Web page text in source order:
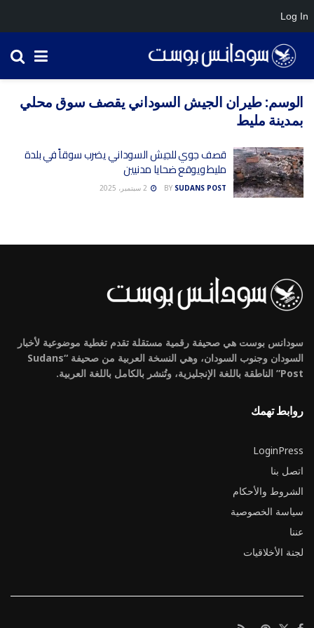
الوسم:طيران الجيش السوداني يقصف سوق محلي
بمدينة مليط
قصف جوي للجيش السوداني يضرب سوقاً في بلدة
مليط ويوقع ضحايا مدنيين
BY SUDANS POST
سودانس بوست هي صحيفة رقمية مستقلة تقدم تغطية موضوعية لأخبار
السودان وجنوب السودان، وهي النسخة العربية من صحيفة “Sudans
Post” الناطقة باللغة الإنجليزية، وتُنشر بالكامل باللغة العربية.
روابط تهمك
LoginPress
اتصل بنا
الشروط والأحكام
سياسة الخصوصية
عننا
لجنة الأخلاقيات
Log In